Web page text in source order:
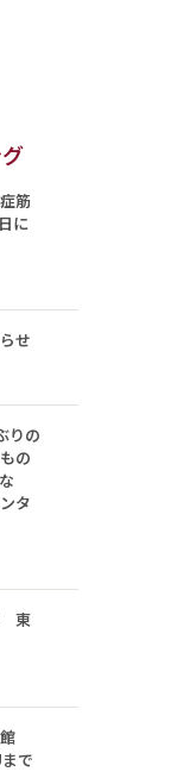
筋
に
せ
りの
の
タ
東
館
で